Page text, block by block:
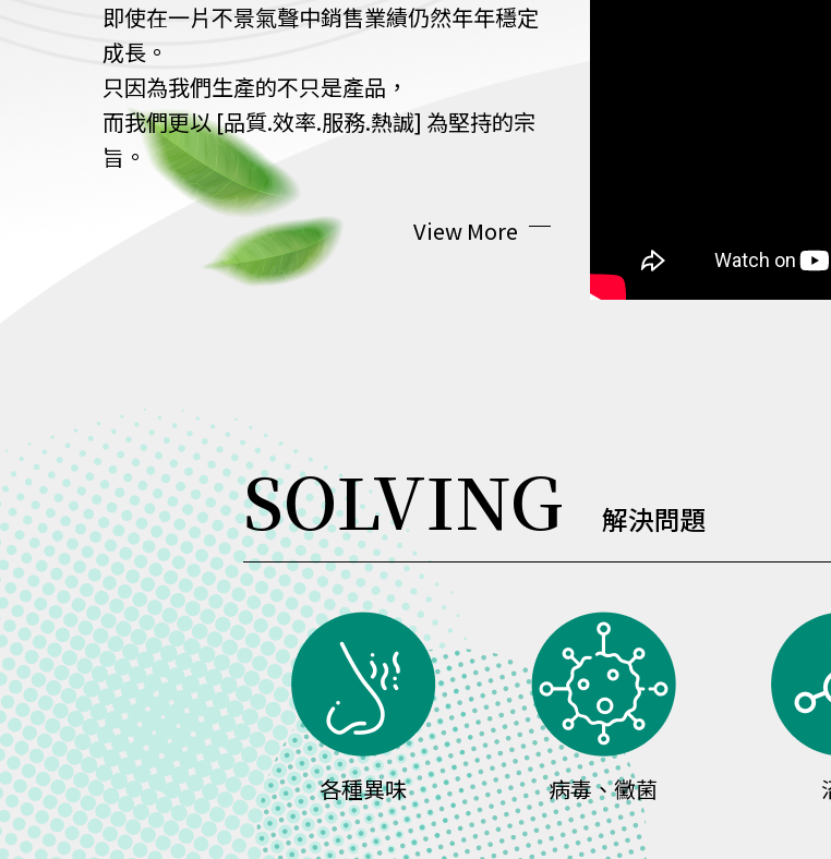
即使在一片不景氣聲中銷售業績仍然年年穩定
成長。
只因為我們生產的不只是產品，
而我們更以 [品質.效率.服務.熱誠] 為堅持的宗
旨。
View More
SOLVING 解決問題
各種異味 病毒、黴菌